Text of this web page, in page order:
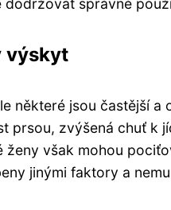
výskyt
některé jsou častější
prsou, zvýšená chuť k
však mohou
jinými faktory a